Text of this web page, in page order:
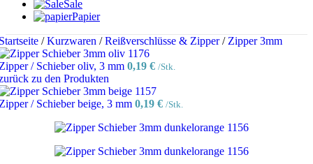
Sale
Papier
/ Kurzwaren / Reißverschlüsse & Zipper/ Zipper 3mm
/ Schieber oliv, 3 mm 0,19 € /Stk.
zu den Produkten
/ Schieber beige, 3 mm 0,19 € /Stk.